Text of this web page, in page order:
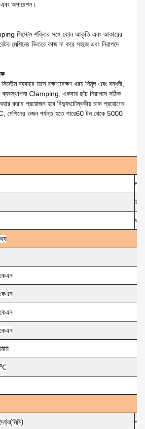
এবং অপারেশন।
সিস্টেম শক্তির সঙ্গে কোন আকৃতি এবং আকারের
মেশিনের ভিতরে কাজ না করে সহজে এবং নিরাপদে
ব্যবহার মানে রক্ষণাবেক্ষণ খরচ নির্মূল এবং বন্ধনী,
ব্যবস্থাপনা Clamping, একবার ছাঁচ নিরাপদে সঠিক
করার প্রয়োজন হবে বিদ্যুৎচৌম্বকীয় চাক প্রয়োগের
মেশিনের ওজন পর্যন্ত হতে পারে60 টন থেকে 5000
ই-
কেএন
কেএন
কেএন
কেএন
মিমি
℃
দৈর্ঘ্য(মিমি)